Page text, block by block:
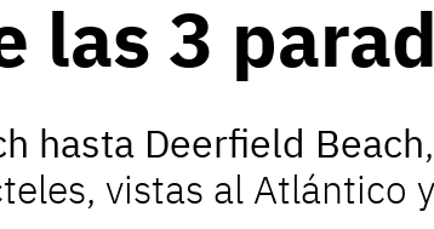
las 3
hasta Deerfield Beach
vistas al Atlántico